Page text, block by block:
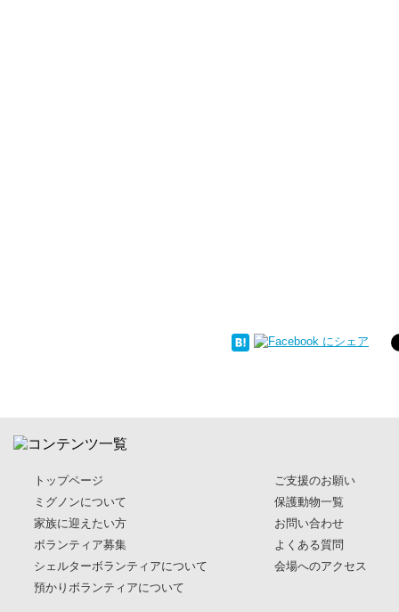
トップページ
ミグノンについて
家族に迎えたい方
ボランティア募集
シェルターボランティアについて
預かりボランティアについて
ご支援のお願い
保護動物一覧
お問い合わせ
よくある質問
会場へのアクセス